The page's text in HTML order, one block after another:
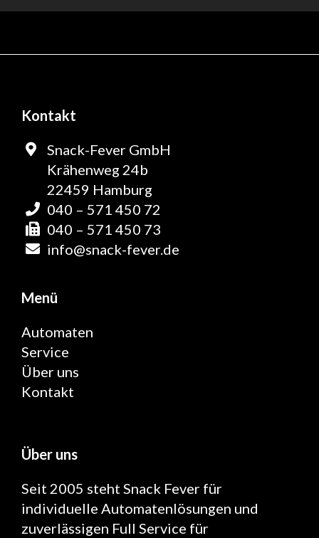
Kontakt
Snack-Fever GmbH
Krähenweg 24b
22459 Hamburg
040 – 571 450 72
040 – 571 450 73
info@snack-fever.de
Menü
Automaten
Service
Über uns
Kontakt
Über uns
Seit 2005 steht Snack Fever für
individuelle Automatenlösungen und
zuverlässigen Full Service für